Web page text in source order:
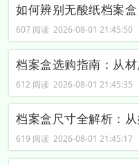
如何辨别无酸纸档案盒
607 阅读 2026-08-01 21:45:50
档案盒选购指南：从
612 阅读 2026-08-01 21:45:35
档案盒尺寸全解析：
619 阅读 2026-08-01 21:45:17